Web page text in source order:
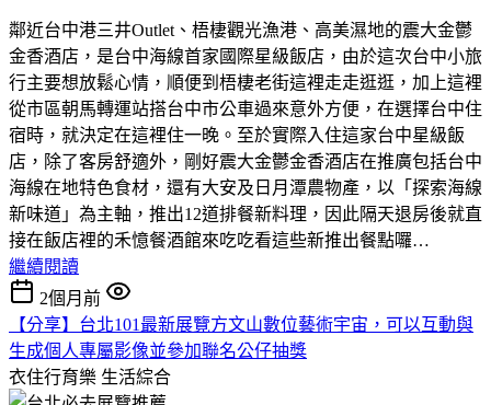
鄰近台中港三井Outlet、梧棲觀光漁港、高美濕地的震大金鬱
金香酒店，是台中海線首家國際星級飯店，由於這次台中小旅
行主要想放鬆心情，順便到梧棲老街這裡走走逛逛，加上這裡
從市區朝馬轉運站搭台中市公車過來意外方便，在選擇台中住
宿時，就決定在這裡住一晚。至於實際入住這家台中星級飯
店，除了客房舒適外，剛好震大金鬱金香酒店在推廣包括台中
海線在地特色食材，還有大安及日月潭農物產，以「探索海線
新味道」為主軸，推出12道排餐新料理，因此隔天退房後就直
接在飯店裡的禾憶餐酒館來吃吃看這些新推出餐點囉…
繼續閱讀
2個月前
【分享】台北101最新展覽方文山數位藝術宇宙，可以互動與
生成個人專屬影像並參加聯名公仔抽獎
衣住行育樂 生活綜合